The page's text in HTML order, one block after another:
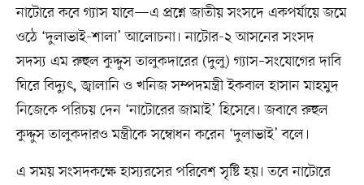
নাটোরে কবে গ্যাস যাবে—এ প্রশ্নে জাতীয় সংসদে একপর্যায়ে জমে
ওঠে ‘দুলাভাই-শালা’ আলোচনা। নাটোর-২ আসনের সংসদ
সদস্য এম রুহুল কুদ্দুস তালুকদারের (দুলু) গ্যাস–সংযোগের দাবি
ঘিরে বিদ্যুৎ, জ্বালানি ও খনিজ সম্পদমন্ত্রী ইকবাল হাসান মাহমুদ
নিজেকে পরিচয় দেন ‘নাটোরের জামাই’ হিসেবে। জবাবে রুহুল
কুদ্দুস তালুকদারও মন্ত্রীকে সম্বোধন করেন ‘দুলাভাই’ বলে।
এ সময় সংসদকক্ষে হাস্যরসের পরিবেশ সৃষ্টি হয়। তবে নাটোরে